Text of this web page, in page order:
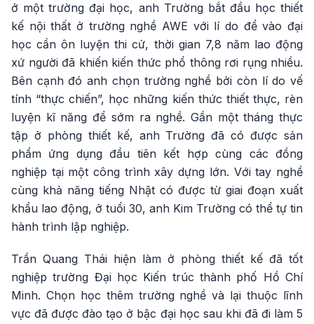
ở một trường đại học, anh Trường bắt đầu học thiết
kế nội thất ở trường nghề AWE với lí do để vào đại
học cần ôn luyện thi cử, thời gian 7,8 năm lao động
xứ người đã khiến kiến thức phổ thông rơi rụng nhiều.
Bên cạnh đó anh chọn trường nghề bởi còn lí do vế
tính “thực chiến”, học những kiến thức thiết thực, rèn
luyện kĩ năng để sớm ra nghề. Gần một tháng thực
tập ở phòng thiết kế, anh Trường đã có được sản
phẩm ứng dụng đầu tiên kết hợp cùng các đồng
nghiệp tại một công trình xây dựng lớn. Với tay nghề
cùng khả năng tiếng Nhật có được từ giai đoạn xuất
khẩu lao động, ở tuổi 30, anh Kim Trường có thể tự tin
hành trình lập nghiệp.
Trần Quang Thái hiện làm ở phòng thiết kế đã tốt
nghiệp trường Đại học Kiến trúc thành phố Hồ Chí
Minh. Chọn học thêm trường nghề và lại thuộc lĩnh
vực đã được đào tạo ở bậc đại học sau khi đã đi làm 5